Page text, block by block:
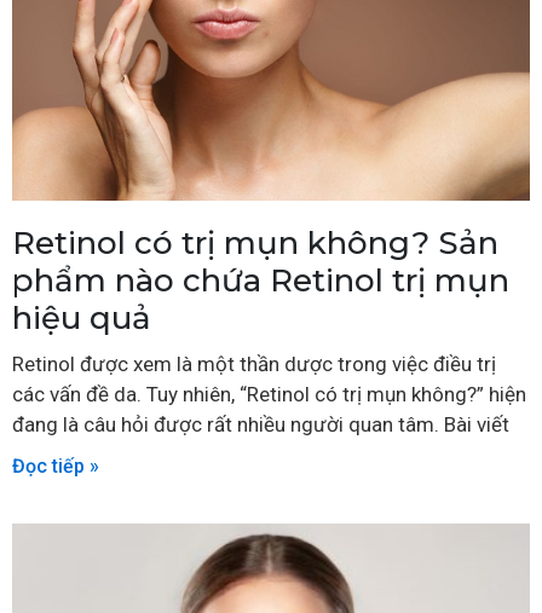
Retinol có trị mụn không? Sản
phẩm nào chứa Retinol trị mụn
hiệu quả
Retinol được xem là một thần dược trong việc điều trị
các vấn đề da. Tuy nhiên, “Retinol có trị mụn không?” hiện
đang là câu hỏi được rất nhiều người quan tâm. Bài viết
Đọc tiếp »